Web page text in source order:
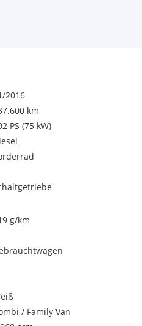
2016
km
PS (75 kW)
g/km
/ Family Van